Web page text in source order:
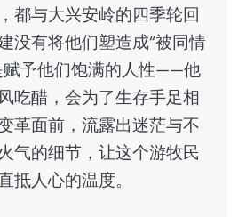
都与大兴安岭的四季轮回
没有将他们塑造成“被同情
赋予他们饱满的人性——他
吃醋，会为了生存手足相
革面前，流露出迷茫与不
气的细节，让这个游牧民
抵人心的温度。